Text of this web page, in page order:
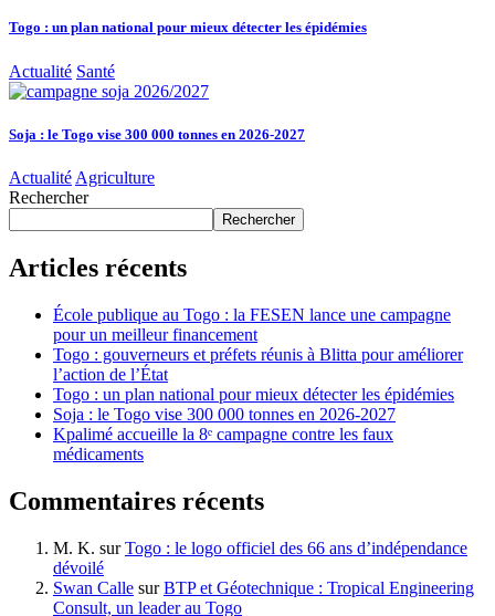
Togo : un plan national pour mieux détecter les épidémies
Actualité Santé
Soja : le Togo vise 300 000 tonnes en 2026-2027
Actualité Agriculture
Rechercher
Rechercher
Articles récents
École publique au Togo : la FESEN lance une campagne
pour un meilleur financement
Togo : gouverneurs et préfets réunis à Blitta pour améliorer
l’action de l’État
Togo : un plan national pour mieux détecter les épidémies
Soja : le Togo vise 300 000 tonnes en 2026-2027
Kpalimé accueille la 8ᵉ campagne contre les faux
médicaments
Commentaires récents
M. K. surTogo : le logo officiel des 66 ans d’indépendance
dévoilé
Swan Calle surBTP et Géotechnique : Tropical Engineering
Consult, un leader au Togo